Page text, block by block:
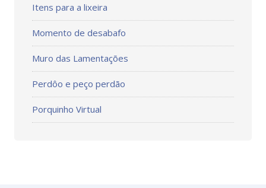
Itens para a lixeira
Momento de desabafo
Muro das Lamentações
Perdôo e peço perdão
Porquinho Virtual